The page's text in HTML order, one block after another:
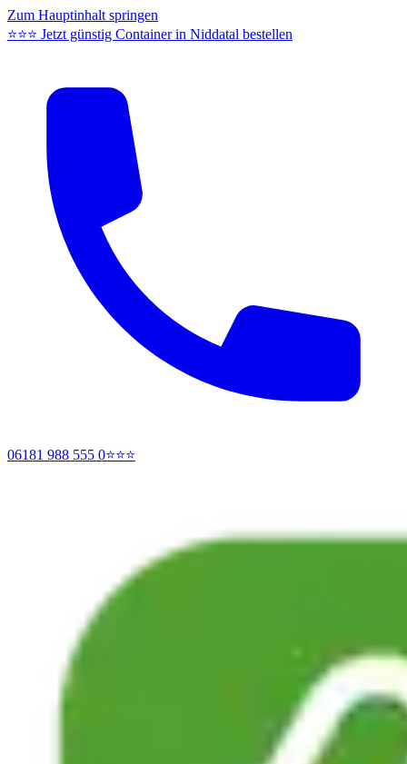
Zum Hauptinhalt springen
⭐⭐⭐ Jetzt günstig Container in Niddatal bestellen
06181 988 555 0⭐⭐⭐